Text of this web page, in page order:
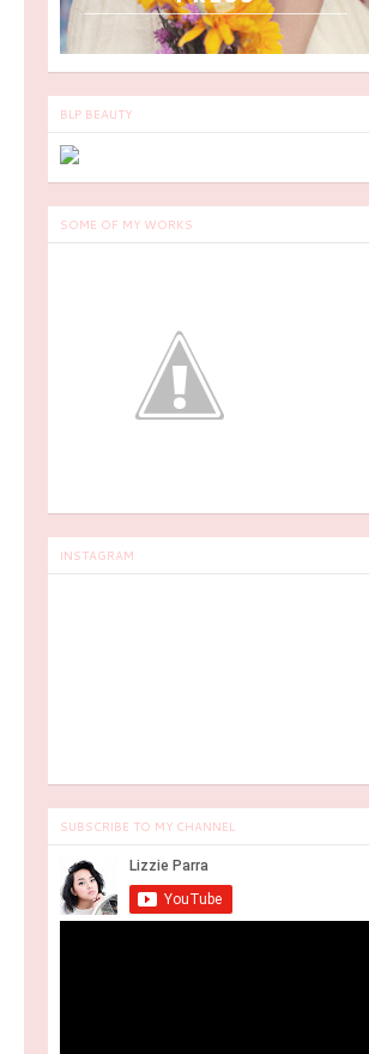
BLP BEAUTY
SOME OF MY WORKS
INSTAGRAM
SUBSCRIBE TO MY CHANNEL